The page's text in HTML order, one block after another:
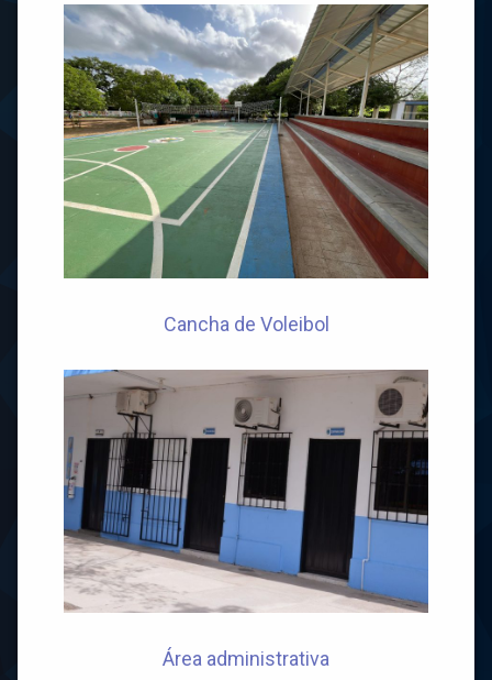
Cancha de Voleibol
Área administrativa